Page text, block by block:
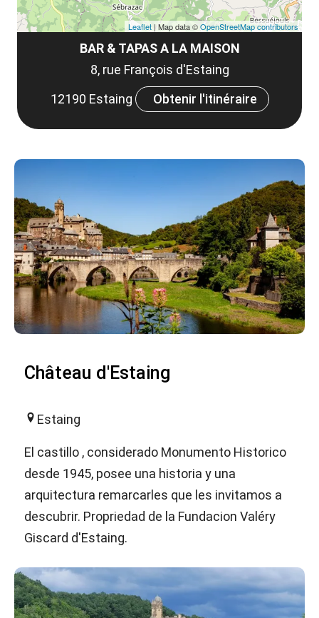
BAR & TAPAS A LA MAISON
8, rue François d'Estaing
12190 Estaing
Obtenir l'itinéraire
Leaflet | Map data ©OpenStreetMap contributors
Château d'Estaing
Estaing
El castillo , considerado Monumento Historico
desde 1945, posee una historia y una
arquitectura remarcarles que les invitamos a
descubrir. Propriedad de la Fundacion Valéry
Giscard d'Estaing.